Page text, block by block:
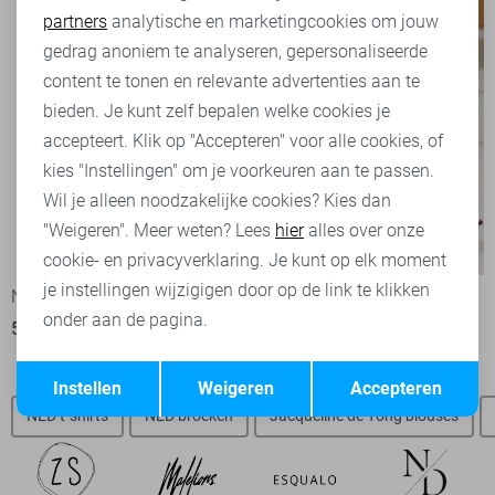
NED Jurk
56,00 79,99
NED Broek
NED t-shirts NED broeken Jacqueline de Yong blouses
Marketing cookies
Terug Opslaan
partners analytische en marketingcookies om jouw
gedrag anoniem te analyseren, gepersonaliseerde
content te tonen en relevante advertenties aan te
bieden. Je kunt zelf bepalen welke cookies je
accepteert. Klik op "Accepteren" voor alle cookies, of
kies "Instellingen" om je voorkeuren aan te passen.
Wil je alleen noodzakelijke cookies? Kies dan
"Weigeren". Meer weten? Lees hieralles over onze
cookie- en privacyverklaring. Je kunt op elk moment
je instellingen wijzigigen door op de link te klikken
onder aan de pagina.
Accepteren
Weigeren
Instellen